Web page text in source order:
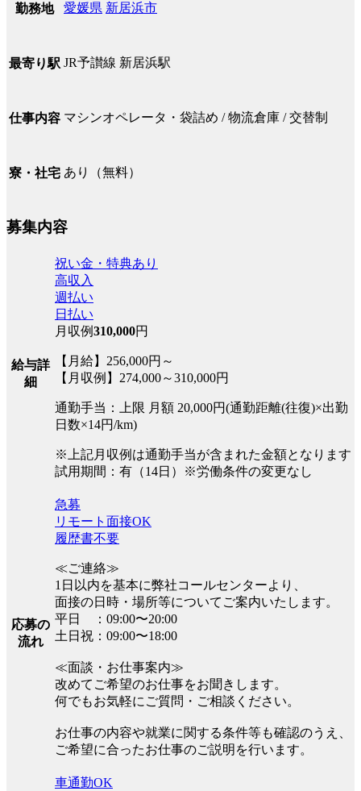
勤務地 愛媛県 新居浜市
最寄り駅 JR予讃線 新居浜駅
仕事内容 マシンオペレータ・袋詰め / 物流倉庫 / 交替制
寮・社宅 あり（無料）
募集内容
給与詳
細
祝い金・特典あり
高収入
週払い
日払い
月収例310,000円
【月給】256,000円～
【月収例】274,000～310,000円
通勤手当：上限 月額 20,000円(通勤距離(往復)×出勤
日数×14円/km)
※上記月収例は通勤手当が含まれた金額となります
試用期間：有（14日）※労働条件の変更なし
応募の
流れ
急募
リモート面接OK
履歴書不要
≪ご連絡≫
1日以内を基本に弊社コールセンターより、
面接の日時・場所等についてご案内いたします。
平日 ：09:00〜20:00
土日祝：09:00〜18:00
≪面談・お仕事案内≫
改めてご希望のお仕事をお聞きします。
何でもお気軽にご質問・ご相談ください。
お仕事の内容や就業に関する条件等も確認のうえ、
ご希望に合ったお仕事のご説明を行います。
車通勤OK